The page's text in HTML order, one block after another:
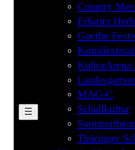
Country
Erfurter
Goethe-
KulturArena
MAG-C
Schallkultur
Thüringer